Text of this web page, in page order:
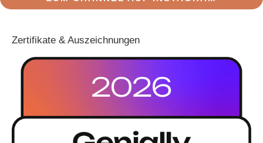
Zertifikate & Auszeichnungen